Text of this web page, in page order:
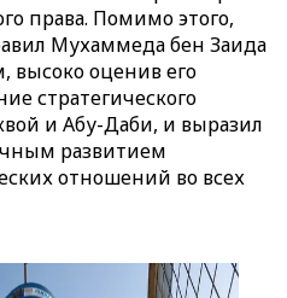
права. Помимо этого,
Мухаммеда бен Заида
высоко оценив его
стратегического
и Абу-Даби, и выразил
развитием
отношений во всех